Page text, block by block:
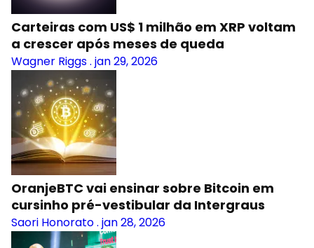
Carteiras com US$ 1 milhão em XRP voltam
a crescer após meses de queda
Wagner Riggs. jan 29, 2026
OranjeBTC vai ensinar sobre Bitcoin em
cursinho pré-vestibular da Intergraus
Saori Honorato. jan 28, 2026